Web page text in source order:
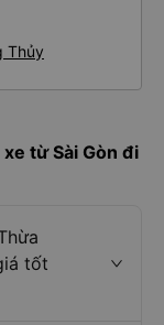
Thủy
từ Sài Gòn đi
tốt